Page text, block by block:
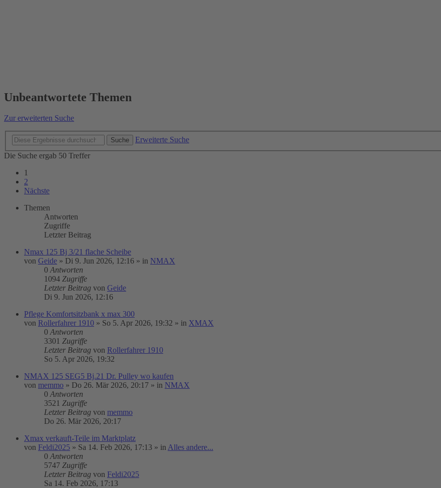
Unbeantwortete Themen
Zur erweiterten Suche
Suche
Erweiterte Suche
Die Suche ergab 50 Treffer
1
2
Nächste
Themen
Antworten
Zugriffe
Letzter Beitrag
Nmax 125 Bj 3/21 flache Scheibe
von Geide » Di 9. Jun 2026, 12:16 » in NMAX
0 Antworten
1094 Zugriffe
Letzter Beitrag von Geide
Di 9. Jun 2026, 12:16
Pflege Komfortsitzbank x max 300
von Rollerfahrer 1910 » So 5. Apr 2026, 19:32 » in XMAX
0 Antworten
3301 Zugriffe
Letzter Beitrag von Rollerfahrer 1910
So 5. Apr 2026, 19:32
NMAX 125 SEG5 Bj.21 Dr. Pulley wo kaufen
von memmo » Do 26. Mär 2026, 20:17 » in NMAX
0 Antworten
3521 Zugriffe
Letzter Beitrag von memmo
Do 26. Mär 2026, 20:17
Xmax verkauft-Teile im Marktplatz
von Feldi2025 » Sa 14. Feb 2026, 17:13 » in Alles andere...
0 Antworten
5747 Zugriffe
Letzter Beitrag von Feldi2025
Sa 14. Feb 2026, 17:13